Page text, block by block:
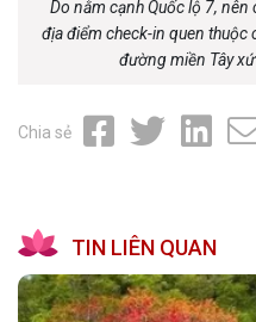
Do nằm cạnh Quốc lộ 7,
địa điểm check-in quen thuộc
đường miền Tây
Chia sẻ
TIN LIÊN QUAN